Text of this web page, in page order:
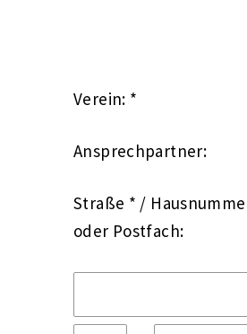
Verein: *
Ansprechpartner:
Straße * /
oder Postfach: